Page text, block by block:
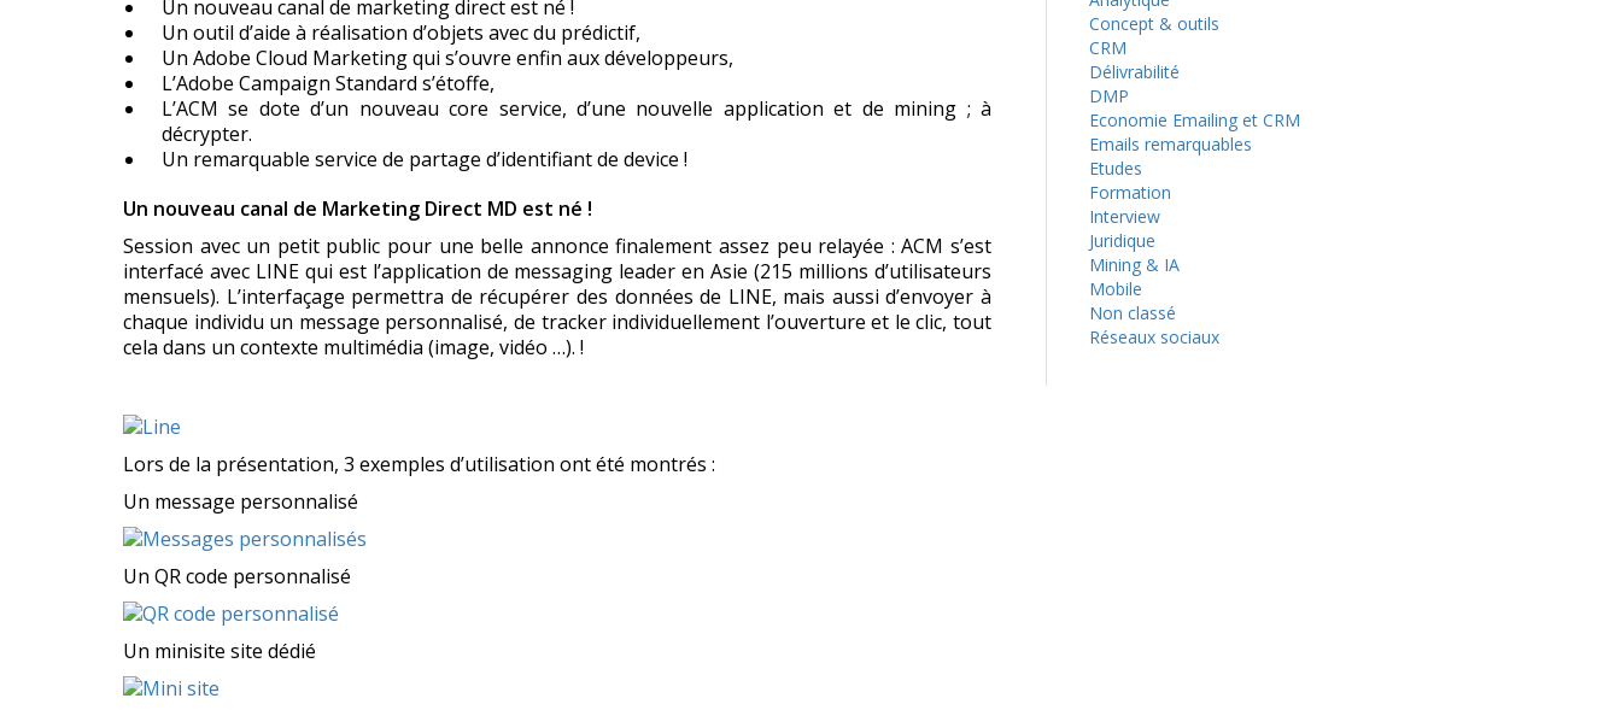
Un nouveau canal de marketing direct est né !
Un outil d’aide à réalisation d’objets avec du prédictif,
Un Adobe Cloud Marketing qui s’ouvre enfin aux développeurs,
L’Adobe Campaign Standard s’étoffe,
L’ACM se dote d’un nouveau core service, d’une nouvelle application et de mining ; à
décrypter.
Un remarquable service de partage d’identifiant de device !
Un nouveau canal de Marketing Direct MD est né !
Session avec un petit public pour une belle annonce finalement assez peu relayée : ACM s’est
interfacé avec LINE qui est l’application de messaging leader en Asie (215 millions d’utilisateurs
mensuels). L’interfaçage permettra de récupérer des données de LINE, mais aussi d’envoyer à
chaque individu un message personnalisé, de tracker individuellement l’ouverture et le clic, tout
cela dans un contexte multimédia (image, vidéo …). !
Lors de la présentation, 3 exemples d’utilisation ont été montrés :
Un message personnalisé
Un QR code personnalisé
Un minisite site dédié
Concept & outils
CRM
Délivrabilité
DMP
Economie Emailing et CRM
Emails remarquables
Etudes
Formation
Interview
Juridique
Mining & IA
Mobile
Non classé
Réseaux sociaux